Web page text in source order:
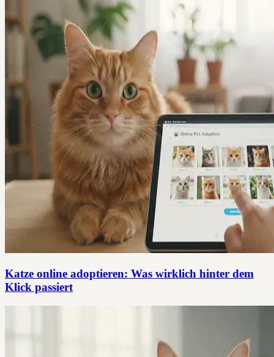
Katze online adoptieren: Was wirklich hinter dem
Klick passiert